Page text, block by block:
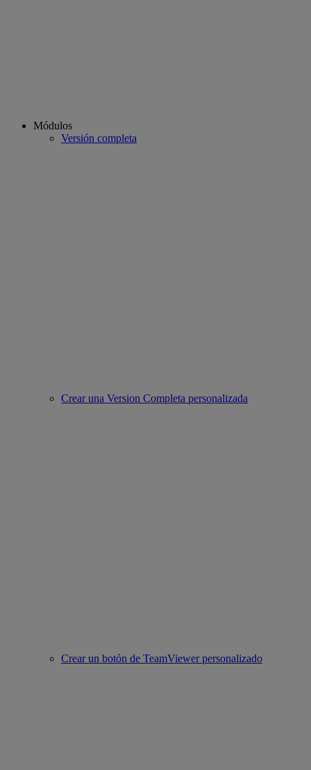
Módulos
Versión completa
Crear una Version Completa personalizada
Crear un botón de TeamViewer personalizado